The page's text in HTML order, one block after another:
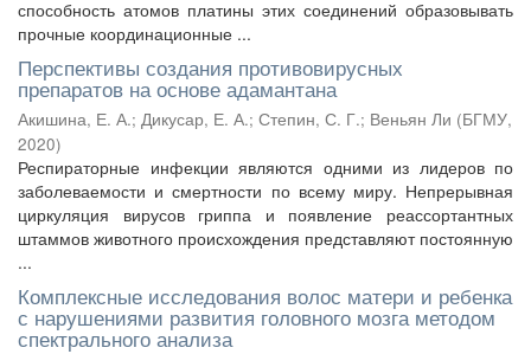
способность атомов платины этих соединений образовывать
прочные координационные ...
Перспективы создания противовирусных
препаратов на основе адамантана
Акишина, Е. А.; Дикусар, Е. А.; Степин, С. Г.; Веньян Ли (БГМУ,
2020)
Респираторные инфекции являются одними из лидеров по
заболеваемости и смертности по всему миру. Непрерывная
циркуляция вирусов гриппа и появление реассортантных
штаммов животного происхождения представляют постоянную
...
Комплексные исследования волос матери и ребенка
с нарушениями развития головного мозга методом
спектрального анализа